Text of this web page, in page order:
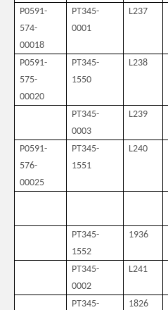
P0591-
574-
00018
PT345-
0001
L237
P0591-
575-
00020
PT345-
1550
L238
PT345-
0003
L239
P0591-
576-
00025
PT345-
1551
L240
PT345-
1552
1936
PT345-
0002
L241
PT345-
1826